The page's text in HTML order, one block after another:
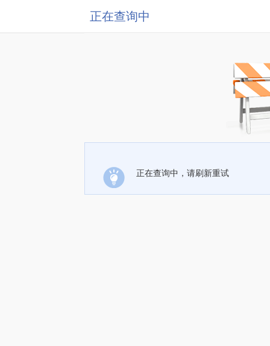
正在查询中
正在查询中，请刷新重试